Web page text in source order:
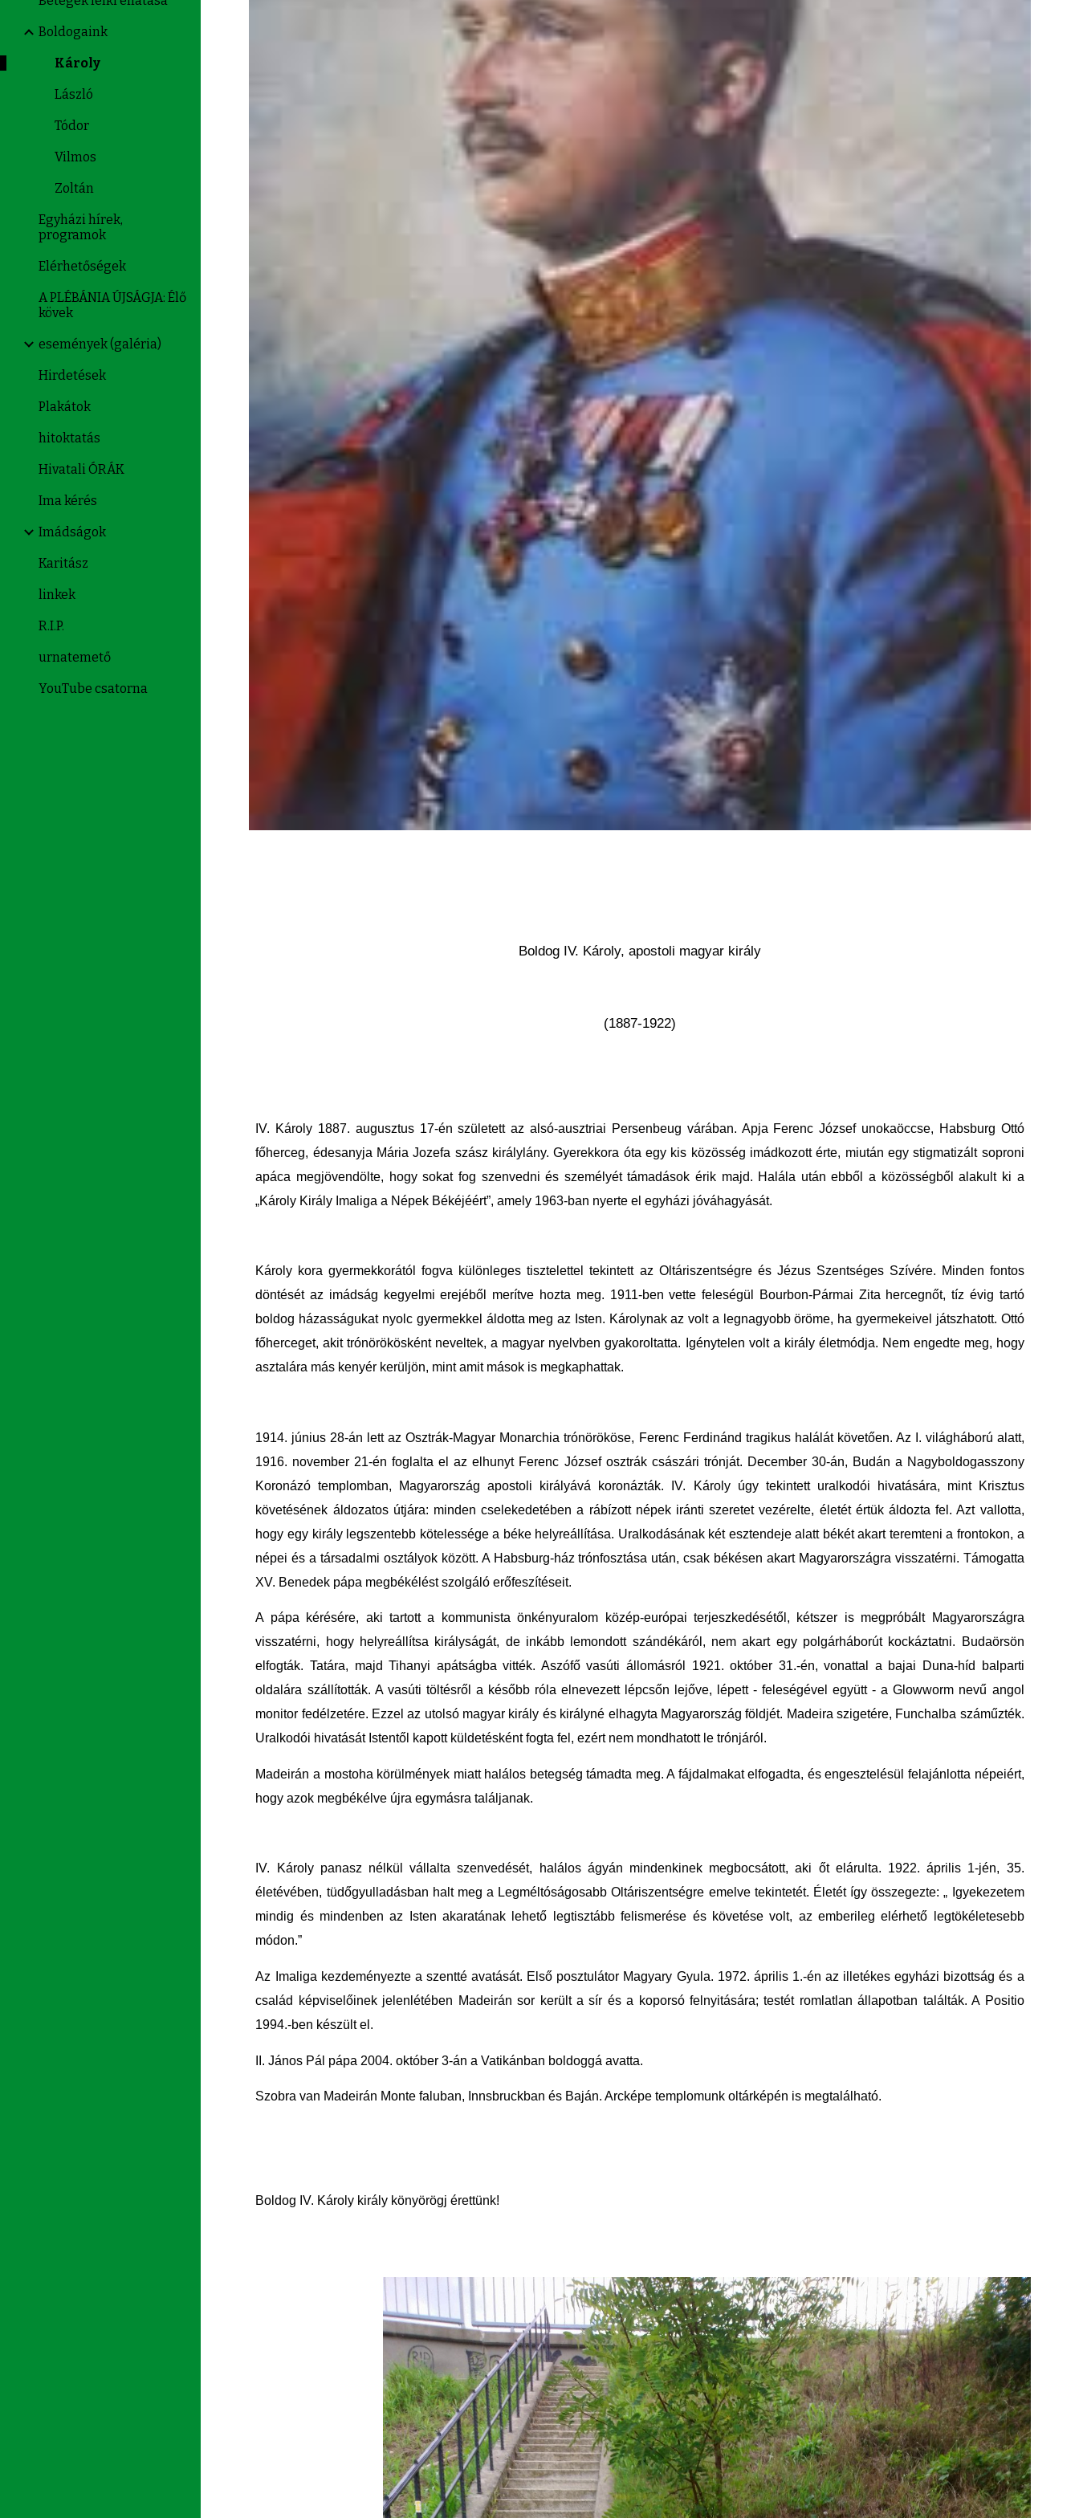
Boldogaink
Károly
László
Tódor
Vilmos
Zoltán
Egyházi hírek,
programok
Elérhetőségek
A PLÉBÁNIA ÚJSÁGJA: Élő
kövek
események (galéria)
Hirdetések
Plakátok
hitoktatás
Hivatali ÓRÁK
Ima kérés
Imádságok
Karitász
linkek
R.I.P.
urnatemető
YouTube csatorna
Boldog IV. Károly, apostoli magyar király
(1887-1922)
IV. Károly 1887. augusztus 17-én született az alsó-ausztriai Persenbeug várában. Apja Ferenc József unokaöccse, Habsburg Ottó
főherceg, édesanyja Mária Jozefa szász királylány. Gyerekkora óta egy kis közösség imádkozott érte, miután egy stigmatizált soproni
apáca megjövendölte, hogy sokat fog szenvedni és személyét támadások érik majd. Halála után ebből a közösségből alakult ki a
„Károly Király Imaliga a Népek Békéjéért”, amely 1963-ban nyerte el egyházi jóváhagyását.
Károly kora gyermekkorától fogva különleges tisztelettel tekintett az Oltáriszentségre és Jézus Szentséges Szívére. Minden fontos
döntését az imádság kegyelmi erejéből merítve hozta meg. 1911-ben vette feleségül Bourbon-Pármai Zita hercegnőt, tíz évig tartó
boldog házasságukat nyolc gyermekkel áldotta meg az Isten. Károlynak az volt a legnagyobb öröme, ha gyermekeivel játszhatott. Ottó
főherceget, akit trónörökösként neveltek, a magyar nyelvben gyakoroltatta. Igénytelen volt a király életmódja. Nem engedte meg, hogy
asztalára más kenyér kerüljön, mint amit mások is megkaphattak.
1914. június 28-án lett az Osztrák-Magyar Monarchia trónörököse, Ferenc Ferdinánd tragikus halálát követően. Az I. világháború alatt,
1916. november 21-én foglalta el az elhunyt Ferenc József osztrák császári trónját. December 30-án, Budán a Nagyboldogasszony
Koronázó templomban, Magyarország apostoli királyává koronázták. IV. Károly úgy tekintett uralkodói hivatására, mint Krisztus
követésének áldozatos útjára: minden cselekedetében a rábízott népek iránti szeretet vezérelte, életét értük áldozta fel. Azt vallotta,
hogy egy király legszentebb kötelessége a béke helyreállítása. Uralkodásának két esztendeje alatt békét akart teremteni a frontokon, a
népei és a társadalmi osztályok között. A Habsburg-ház trónfosztása után, csak békésen akart Magyarországra visszatérni. Támogatta
XV. Benedek pápa megbékélést szolgáló erőfeszítéseit.
A pápa kérésére, aki tartott a kommunista önkényuralom közép-európai terjeszkedésétől, kétszer is megpróbált Magyarországra
visszatérni, hogy helyreállítsa királyságát, de inkább lemondott szándékáról, nem akart egy polgárháborút kockáztatni. Budaörsön
elfogták. Tatára, majd Tihanyi apátságba vitték. Aszófő vasúti állomásról 1921. október 31.-én, vonattal a bajai Duna-híd balparti
oldalára szállították. A vasúti töltésről a később róla elnevezett lépcsőn lejőve, lépett - feleségével együtt - a Glowworm nevű angol
monitor fedélzetére. Ezzel az utolsó magyar király és királyné elhagyta Magyarország földjét. Madeira szigetére, Funchalba száműzték.
Uralkodói hivatását Istentől kapott küldetésként fogta fel, ezért nem mondhatott le trónjáról.
Madeirán a mostoha körülmények miatt halálos betegség támadta meg. A fájdalmakat elfogadta, és engesztelésül felajánlotta népeiért,
hogy azok megbékélve újra egymásra találjanak.
IV. Károly panasz nélkül vállalta szenvedését, halálos ágyán mindenkinek megbocsátott, aki őt elárulta. 1922. április 1-jén, 35.
életévében, tüdőgyulladásban halt meg a Legméltóságosabb Oltáriszentségre emelve tekintetét. Életét így összegezte:„
Igyekezetem
mindig és mindenben az Isten akaratának lehető legtisztább felismerése és követése volt, az emberileg elérhető legtökéletesebb
módon.”
Az Imaliga kezdeményezte a szentté avatását. Első posztulátor Magyary Gyula. 1972. április 1.-én az illetékes egyházi bizottság és a
család képviselőinek jelenlétében Madeirán sor került a sír és a koporsó felnyitására; testét romlatlan állapotban találták. A Positio
1994.-ben készült el.
II. János Pál pápa 2004. október 3-án a Vatikánban boldoggá avatta.
Szobra van Madeirán Monte faluban, Innsbruckban és Baján. Arcképe templomunk oltárképén is megtalálható.
Boldog IV. Károly király könyörögj érettünk!